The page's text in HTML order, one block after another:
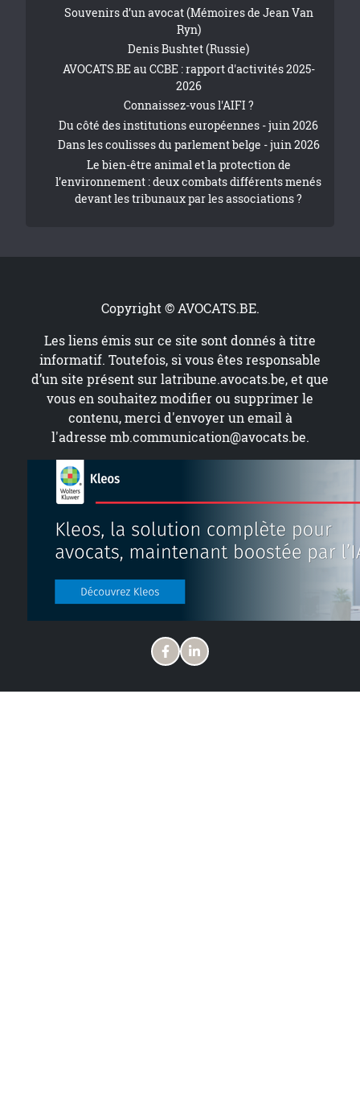
Souvenirs d’un avocat (Mémoires de Jean Van
Ryn)
Denis Bushtet (Russie)
AVOCATS.BE au CCBE : rapport d'activités 2025-
2026
Connaissez-vous l'AIFI ?
Du côté des institutions européennes - juin 2026
Dans les coulisses du parlement belge - juin 2026
Le bien-être animal et la protection de
l’environnement : deux combats différents menés
devant les tribunaux par les associations ?
Copyright © AVOCATS.BE.
Les liens émis sur ce site sont donnés à titre
informatif. Toutefois, si vous êtes responsable
d’un site présent surlatribune.avocats.be, et que
vous en souhaitez modifier ou supprimer le
contenu, merci d'envoyer un email à
l'adresse mb.communication@avocats.be.